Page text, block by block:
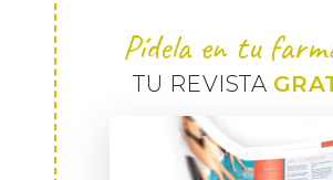
Pídela en tu
TU REVISTA